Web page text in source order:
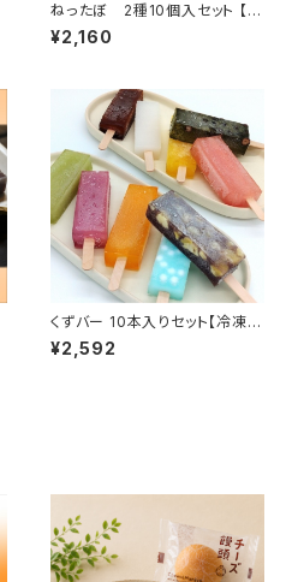
ねったぼ 2種10個入セット 【冷
凍便】 いも餅 ねりくり 郷土菓子
ギフト おもたせ 九州 宮崎 鹿児
¥2,160
くずバー 10本入りセット【冷凍
便】溶けないアイス 葛バー 夏ス
イーツ 九州 宮崎 都城
¥2,592